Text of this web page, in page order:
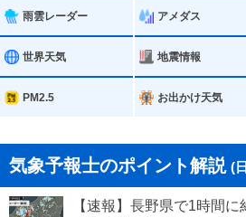
雨雲レーダー アメダス
世界天気 地震情報
PM2.5 お出かけ天気
気象予報士のポイント解説 (
【速報】長野県で1時間